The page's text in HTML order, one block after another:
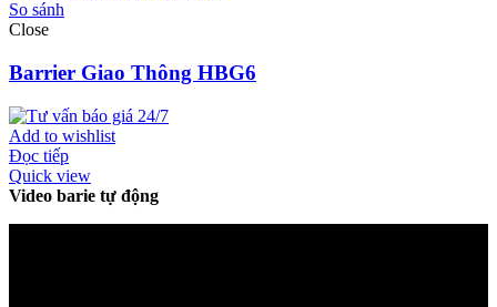
So sánh
Close
Barrier Giao Thông HBG6
Add to wishlist
Đọc tiếp
Quick view
Video barie tự động